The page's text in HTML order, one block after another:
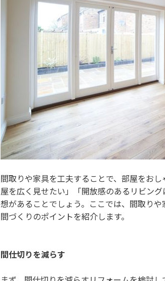
間取りや家具を工夫することで、部屋をお
屋を広く見せたい」「開放感のあるリビン
想があることでしょう。ここでは、間取り
間づくりのポイントを紹介します。
間仕切りを減らす